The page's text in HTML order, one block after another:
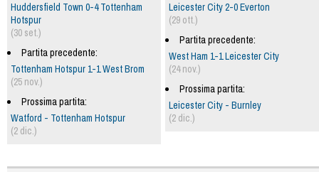
Leicester City 2-0 Everton
(29 ott.)
Partita precedente:
West Ham 1-1 Leicester City
(24 nov.)
Prossima partita:
Leicester City - Burnley
(2 dic.)
Huddersfield Town 0-4 Tottenham
Hotspur
(30 set.)
Partita precedente:
Tottenham Hotspur 1-1 West Brom
(25 nov.)
Prossima partita:
Watford - Tottenham Hotspur
(2 dic.)